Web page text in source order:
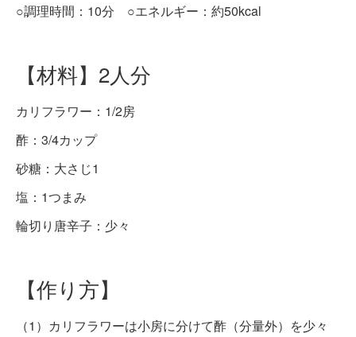
○調理時間：10分 ○エネルギー：約50kcal
【材料】2人分
カリフラワー：1/2房
酢：3/4カップ
砂糖：大さじ1
塩：1つまみ
輪切り唐辛子：少々
【作り方】
（1）カリフラワーは小房に分けて酢（分量外）を少々